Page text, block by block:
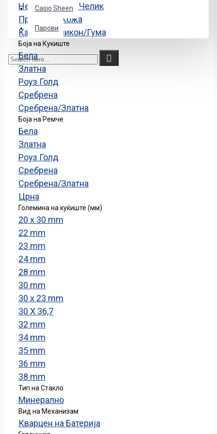
Casio Sheen
Парови
Не'рѓосувачки Челик
Природна Кожа
Каучук/силикон/Гума
Боја на Кукиште
Бела
Златна
Роуз Голд
Сребрена
Сребрена/Златна
Боја на Ремче
Бела
Златна
Роуз Голд
Сребрена
Сребрена/Златна
Црна
Големина на куќиште (мм)
20 x 30 mm
22 mm
23 mm
24 mm
28 mm
30 mm
30 x 23 mm
30 X 36,7
32 mm
34 mm
35 mm
36 mm
38 mm
Тип на Стакло
Минерално
Вид на Механизам
Кварцен на Батерија